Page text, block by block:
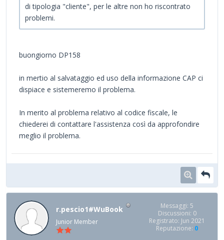
di tipologia "cliente", per le altre non ho riscontrato
problemi.
buongiorno DP158
in mertio al salvataggio ed uso della informazione CAP ci
dispiace e sistemeremo il problema.
In merito al problema relativo al codice fiscale, le
chiederei di contattare l'assistenza così da approfondire
meglio il problema.
r.pescio1#WuBook
Junior Member
Messaggi: 5
Discussioni: 0
Registrato: Jun 2021
Reputazione: 0